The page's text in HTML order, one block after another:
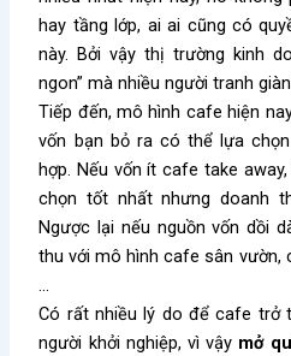
hay tầng lớp, ai ai cũng có
này. Bởi vậy thị trường kinh
ngon” mà nhiều người tranh
Tiếp đến, mô hình cafe hiện
vốn bạn bỏ ra có thể lựa
hợp. Nếu vốn ít cafe take
chọn tốt nhất nhưng doanh
Ngược lại nếu nguồn vốn dồi
thu với mô hình cafe sân vườn,
…
Có rất nhiều lý do để cafe trở
người khởi nghiệp, vì vậy mở